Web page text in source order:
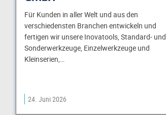
Für Kunden in aller Welt und aus den
verschiedensten Branchen entwickeln und
fertigen wir unsere Inovatools, Standard- und
Sonderwerkzeuge, Einzelwerkzeuge und
Kleinserien,…
24. Juni 2026